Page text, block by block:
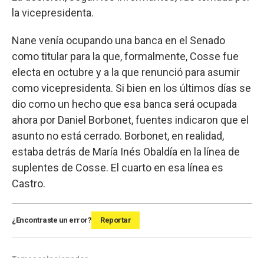
la vicepresidenta.
Nane venía ocupando una banca en el Senado
como titular para la que, formalmente, Cosse fue
electa en octubre y a la que renunció para asumir
como vicepresidenta. Si bien en los últimos días se
dio como un hecho que esa banca será ocupada
ahora por Daniel Borbonet, fuentes indicaron que el
asunto no está cerrado. Borbonet, en realidad,
estaba detrás de María Inés Obaldía en la línea de
suplentes de Cosse. El cuarto en esa línea es
Castro.
¿Encontraste un error? Reportar